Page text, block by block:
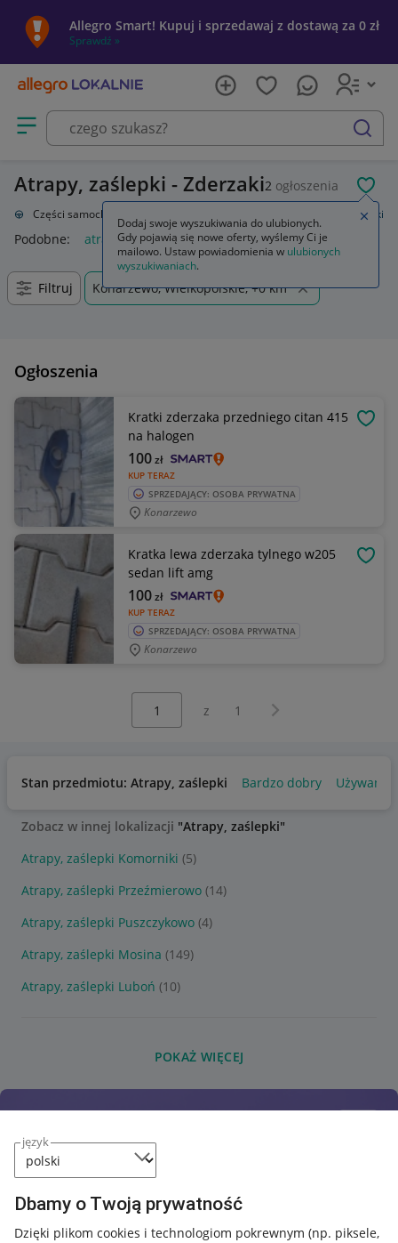
język
Dbamy o Twoją prywatność
Dzięki plikom cookies i technologiom pokrewnym (np. piksele,
Allegro Smart! Kupuj i sprzedawaj z dostawą za 0 zł
Sprawdź »
Otwórz menu z kategoriami
szukaj
Atrapy, zaślepki - Zderzaki2 ogłoszenia
Części samochodowe Atrapy, zaślepki
Podobne: atrapy zaślepki
Filtruj Konarzewo, Wielkopolskie, +0 km
Ogłoszenia
Kratki zderzaka przedniego citan 415
na halogen
KUP TERAZ
100zł
SPRZEDAJĄCY: OSOBA PRYWATNA
Konarzewo
Kratka lewa zderzaka tylnego w205
sedan lift amg
KUP TERAZ
100zł
SPRZEDAJĄCY: OSOBA PRYWATNA
Konarzewo
z 1 Następna strona
Stan przedmiotu: Atrapy, zaślepki Bardzo dobry Używany
Zobacz w innej lokalizacji "Atrapy, zaślepki"
Atrapy, zaślepki Komorniki (5)
Atrapy, zaślepki Przeźmierowo (14)
Atrapy, zaślepki Puszczykowo (4)
Atrapy, zaślepki Mosina (149)
Atrapy, zaślepki Luboń (10)
POKAŻ WIĘCEJ
Dodaj swoje wyszukiwania do ulubionych.
Gdy pojawią się nowe oferty, wyślemy Ci je
mailowo. Ustaw powiadomienia w ulubionych
wyszukiwaniach.